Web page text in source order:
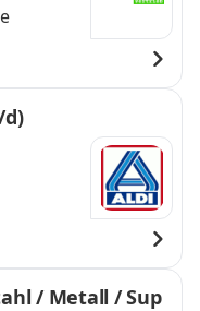
/ Metall / Sup